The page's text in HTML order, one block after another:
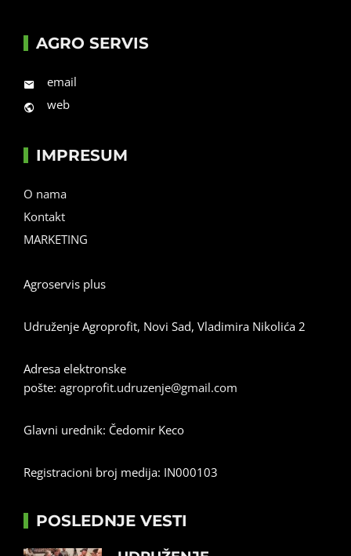
AGRO SERVIS
email
web
IMPRESUM
O nama
Kontakt
MARKETING
Agroservis plus
Udruženje Agroprofit, Novi Sad, Vladimira Nikolića 2
Adresa elektronske
pošte: agroprofit.udruzenje@gmail.com
Glavni urednik: Čedomir Keco
Registracioni broj medija: IN000103
POSLEDNJE VESTI